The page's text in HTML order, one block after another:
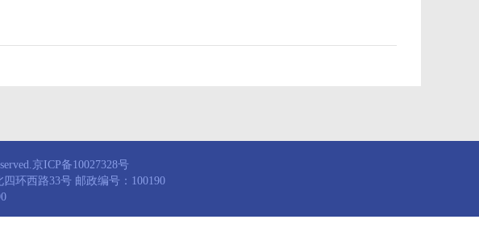
京ICP备10027328号
环西路33号 邮政编号：100190